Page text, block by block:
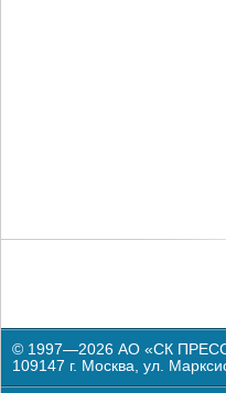
© 1997—2026 АО «СК
109147 г. Москва, ул.